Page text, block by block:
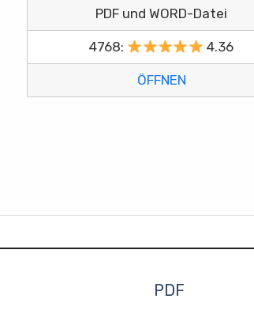
PDF und WORD-Datei
4768: 4.36
ÖFFNEN
PDF